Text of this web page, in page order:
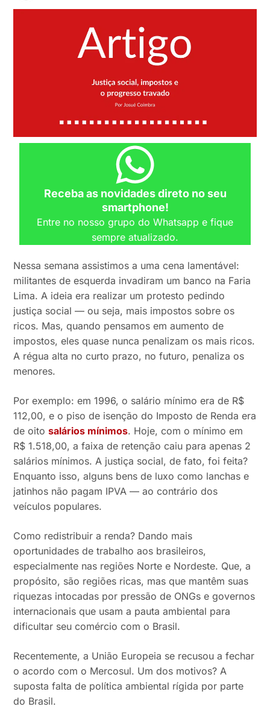
Receba as novidades direto no seu
smartphone!
Entre no nosso grupo do Whatsapp e fique
sempre atualizado.
Nessa semana assistimos a uma cena lamentável:
militantes de esquerda invadiram um banco na Faria
Lima. A ideia era realizar um protesto pedindo
justiça social — ou seja, mais impostos sobre os
ricos. Mas, quando pensamos em aumento de
impostos, eles quase nunca penalizam os mais ricos.
A régua alta no curto prazo, no futuro, penaliza os
menores.
Por exemplo: em 1996, o salário mínimo era de R$
112,00, e o piso de isenção do Imposto de Renda era
de oitosalários mínimos. Hoje, com o mínimo em
R$ 1.518,00, a faixa de retenção caiu para apenas 2
salários mínimos. A justiça social, de fato, foi feita?
Enquanto isso, alguns bens de luxo como lanchas e
jatinhos não pagam IPVA — ao contrário dos
veículos populares.
Como redistribuir a renda? Dando mais
oportunidades de trabalho aos brasileiros,
especialmente nas regiões Norte e Nordeste. Que, a
propósito, são regiões ricas, mas que mantêm suas
riquezas intocadas por pressão de ONGs e governos
internacionais que usam a pauta ambiental para
dificultar seu comércio com o Brasil.
Recentemente, a União Europeia se recusou a fechar
o acordo com o Mercosul. Um dos motivos? A
suposta falta de política ambiental rígida por parte
do Brasil.